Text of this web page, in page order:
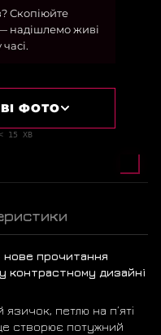
Скопіюйте
надішлемо живі
ФОТО
15 ХВ
нове прочитання
контрастному дизайні
петлю на п’яті
створює потужний